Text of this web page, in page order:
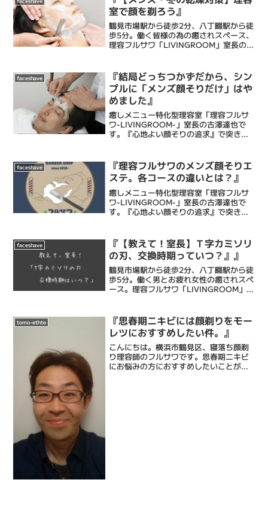
室で顔を剃ろう』
鶴見市場駅から徒歩2分、八丁畷駅から徒
歩5分。働く皆様の為の癒されスペース、
理容フルサワ「LIVINGROOM」室長の古
毎日に癒しのひとときを提供するメンズ
バーバーです...
faceshave
『結局どっちつかずだから、シン
プルに「メンズ顔そりだけ」はや
めました』
癒しメニュー特化型理容室「理容フルサ
ワ-LIVINGROOM-」室長の古澤達也で
す。『心地よい顔そりの追求』で突き抜
なたにひとときの心地よい癒しと眠りを
もたらし、...
faceshave
『理容フルサワのメンズ顔そりエ
ステ。各コースの違いとは？』
癒しメニュー特化型理容室「理容フルサ
ワ-LIVINGROOM-」室長の古澤達也で
す。『心地よい顔そりの追求』で突き抜
特化し、ストレス社会で頑張るあなたに
ひとときの...
faceshave
『【教えて！室長】Ｔ字カミソリ
の刃、交換時期っていつ？』』
鶴見市場駅から徒歩2分、八丁畷駅から徒
歩5分。働く男とお疲れ女性の癒されスペ
ース。理容フルサワ「LIVINGROOM」室
日に癒しのひとときを提供するメンズバ
ーバーです。...
tomo-ethte
『思春期ニキビには顔剃りをモー
レツにおすすめしたい件。』
こんにちは。横浜市鶴見区、寝落ち顔剃
り理容師のフルサワです。思春期ニキビ
にお悩みの方におすすめしたいことがあ